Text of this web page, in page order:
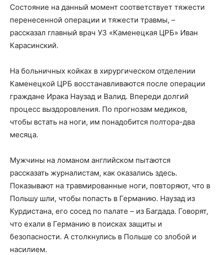
Состояние на данный момент соответствует тяжести
перенесенной операции и тяжести травмы, –
рассказал главный врач УЗ «Каменецкая ЦРБ» Иван
Карасинский.
На больничных койках в хирургическом отделении
Каменецкой ЦРБ восстанавливаются после операции
граждане Ирака Наузад и Валид. Впереди долгий
процесс выздоровления. По прогнозам медиков,
чтобы встать на ноги, им понадобится полтора-два
месяца.
Мужчины на ломаном английском пытаются
рассказать журналистам, как оказались здесь.
Показывают на травмированные ноги, повторяют, что в
Польшу шли, чтобы попасть в Германию. Наузад из
Курдистана, его сосед по палате – из Багдада. Говорят,
что ехали в Германию в поисках защиты и
безопасности. А столкнулись в Польше со злобой и
насилием.